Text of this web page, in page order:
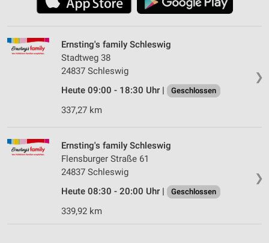
❯
Ernsting's family Schleswig
Stadtweg 38
24837 Schleswig
Heute 09:00 - 18:30 Uhr |
Geschlossen
337,27 km
❯
Ernsting's family Schleswig
Flensburger Straße 61
24837 Schleswig
Heute 08:30 - 20:00 Uhr |
Geschlossen
339,92 km